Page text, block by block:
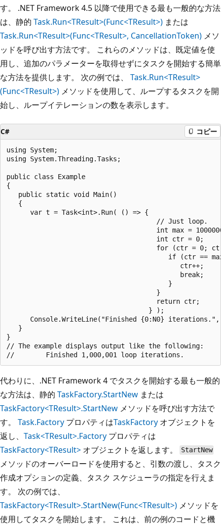
す。 .NET Framework 4.5 以降で使用できる最も一般的な方法
は、静的 Task.Run<TResult>(Func<TResult>) または
Task.Run<TResult>(Func<TResult>, CancellationToken) メソ
ッドを呼び出す方法です。 これらのメソッドは、既定値を使
用し、追加のパラメーターを取得せずにタスクを開始する簡単
な方法を提供します。 次の例では、 Task.Run<TResult>
(Func<TResult>) メソッドを使用して、ループするタスクを開
始し、ループイテレーションの数を表示します。
C# コピー
using System;
using System.Threading.Tasks;
public class Example
{
   public static void Main()
   {
      var t = Task<int>.Run( () => {
                                      // Just loop.
int max =
                                      int ctr = 0;
for (ctr = 0;
if (ctr ==
                                            ctr++;
                                            break;
                                         }
                                      }
                                      return ctr;
                                    } );
Console.WriteLine("Finished {0:N0}
   }
}
// The example displays output like the following:
代わりに、.NET Framework 4 でタスクを開始する最も一般的
な方法は、静的 TaskFactory.StartNew または
TaskFactory<TResult>.StartNew メソッドを呼び出す方法で
す。 Task.Factory プロパティはTaskFactory オブジェクトを
返し、 Task<TResult>.Factory プロパティは
TaskFactory<TResult> オブジェクトを返します。 StartNew
メソッドのオーバーロードを使用すると、引数の渡し、タスク
作成オプションの定義、タスク スケジューラの指定を行えま
す。 次の例では、
TaskFactory<TResult>.StartNew(Func<TResult>) メソッドを
使用してタスクを開始します。 これは、前の例のコードと機